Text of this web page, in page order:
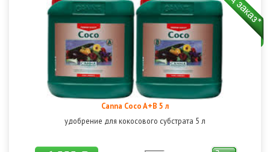
Canna Coco A+B 5 л
удобрение для кокосового субстрата 5 л